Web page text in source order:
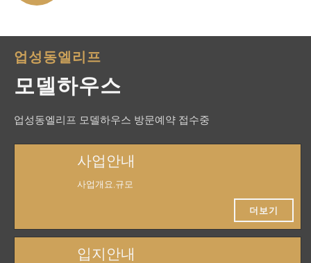
업성동엘리프
모델하우스
업성동엘리프 모델하우스 방문예약 접수중
사업안내
사업개요,규모
더보기
입지안내